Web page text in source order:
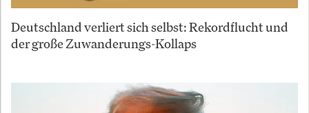
Deutschland verliert sich selbst: Rekordflucht und
der große Zuwanderungs-Kollaps